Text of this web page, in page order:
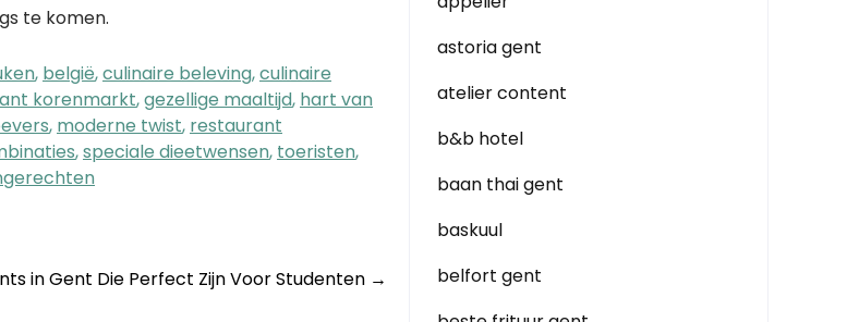
te komen.
, belgië,culinaire beleving,culinaire
korenmarkt,gezellige maaltijd, hart van
, moderne twist, restaurant
,speciale dieetwensen, toeristen,
in Gent Die Perfect Zijn Voor Studenten →
astoria gent
atelier content
b&b hotel
baan thai gent
baskuul
belfort gent